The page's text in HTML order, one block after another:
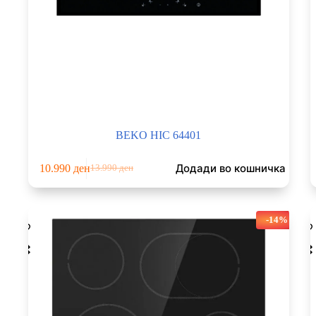
BEKO HIC 64401
13.990ден
Original
price
10.990 денCurrent
price
Додади во кошничка
-14%